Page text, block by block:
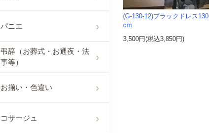
(G-130-12)ブラックドレス130
cm
3,500円(税込3,850円)
パニエ
弔辞（お葬式・お通夜・法
事等）
お揃い・色違い
コサージュ